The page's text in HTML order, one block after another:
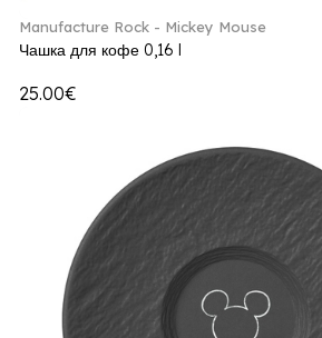
Manufacture Rock - Mickey Mouse
Чашка для кофе 0,16 l
25.00€